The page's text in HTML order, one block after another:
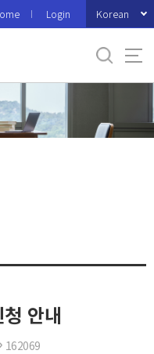
Login Korean
안내
162069